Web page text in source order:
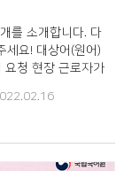
를 소개합니다. 다
세요! 대상어(원어)
청 현장 근로자가
립적으로 작업하는
있도록 조성한 협업